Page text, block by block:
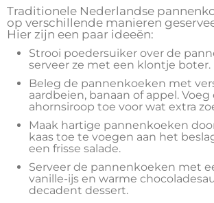
Traditionele Nederlandse
op verschillende manieren
Hier zijn een paar ideeën:
Strooi poedersuiker over de
serveer ze met een klontje boter.
Beleg de pannenkoeken met
aardbeien, banaan of appel.
ahornsiroop toe voor wat extra
Maak hartige pannenkoeken
kaas toe te voegen aan het
een frisse salade.
Serveer de pannenkoeken met
vanille-ijs en warme
decadent dessert.